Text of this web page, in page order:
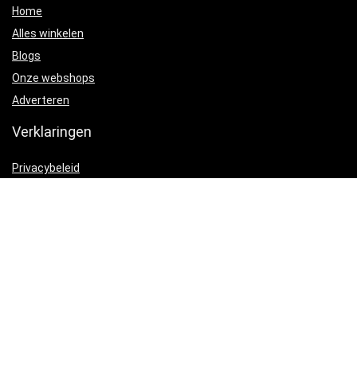
Home
Alles winkelen
Blogs
Onze webshops
Adverteren
Verklaringen
Privacybeleid